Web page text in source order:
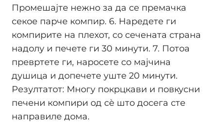
Промешајте нежно за да се премачка
секое парче компир. 6. Наредете ги
компирите на плехот, со сечената страна
надолу и печете ги 30 минути. 7. Потоа
превртете ги, наросете со мајчина
душица и допечете уште 20 минути.
Резултатот: Многу покрцкави и повкусни
печени компири од сѐ што досега сте
направиле дома.